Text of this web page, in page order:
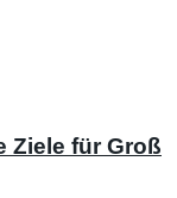
Ziele für Groß